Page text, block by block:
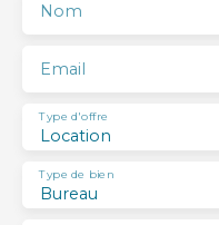
Nom
Email
Location
Type d'offre
Bureau
Type de bien